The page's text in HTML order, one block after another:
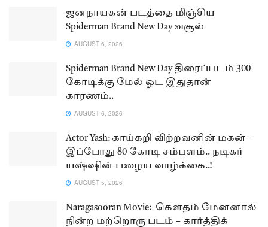
ஜனநாயகன் படத்தை மிஞ்சிய
Spiderman Brand New Day வசூல்
AUGUST 6, 2026
Spiderman Brand New Day திரைப்படம் 300
கோடிக்கு மேல் ஓட இதுதான்
காரணம்..
AUGUST 6, 2026
Actor Yash: காய்கறி விற்றவனின் மகன் –
இப்போது 80 கோடி சம்பளம்.. நடிகர்
யஷ்ஷின் பழைய வாழ்க்கை..!
AUGUST 5, 2026
Naragasooran Movie: கௌதம் மேனனால்
நின்ற மற்றொரு படம் – கார்த்திக்